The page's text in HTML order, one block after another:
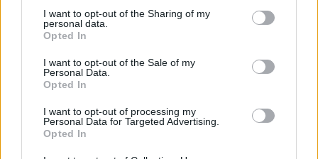
I want to opt-out of the Sharing of my
personal data.
Opted In
I want to opt-out of the Sale of my
Personal Data.
Opted In
I want to opt-out of processing my
Personal Data for Targeted Advertising.
Opted In
Facebook
Twitter
Tags:ΔΙΑΦΗΜΗΣΕΙΣ
ΡΑΝΤΕΒΟΥ,ΡΕΠΟΡΤΑΖ ΥΓΕΙΑΣ, ΤΗΛΕΦΩΝΑ